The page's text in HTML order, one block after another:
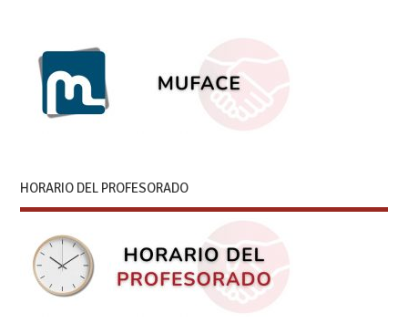
HORARIO DEL PROFESORADO